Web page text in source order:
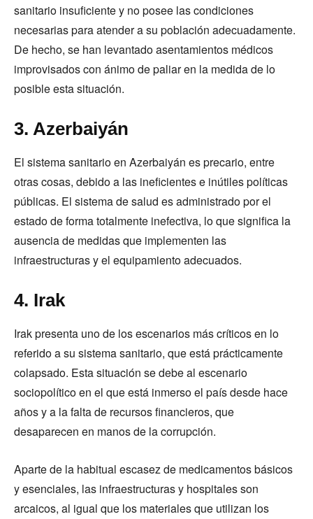
sanitario insuficiente y no posee las condiciones
necesarias para atender a su población adecuadamente.
De hecho, se han levantado asentamientos médicos
improvisados con ánimo de paliar en la medida de lo
posible esta situación.
3. Azerbaiyán
El sistema sanitario en Azerbaiyán es precario, entre
otras cosas, debido a las ineficientes e inútiles políticas
públicas. El sistema de salud es administrado por el
estado de forma totalmente inefectiva, lo que significa la
ausencia de medidas que implementen las
infraestructuras y el equipamiento adecuados.
4. Irak
Irak presenta uno de los escenarios más críticos en lo
referido a su sistema sanitario, que está prácticamente
colapsado. Esta situación se debe al escenario
sociopolítico en el que está inmerso el país desde hace
años y a la falta de recursos financieros, que
desaparecen en manos de la corrupción.
Aparte de la habitual escasez de medicamentos básicos
y esenciales, las infraestructuras y hospitales son
arcaicos, al igual que los materiales que utilizan los